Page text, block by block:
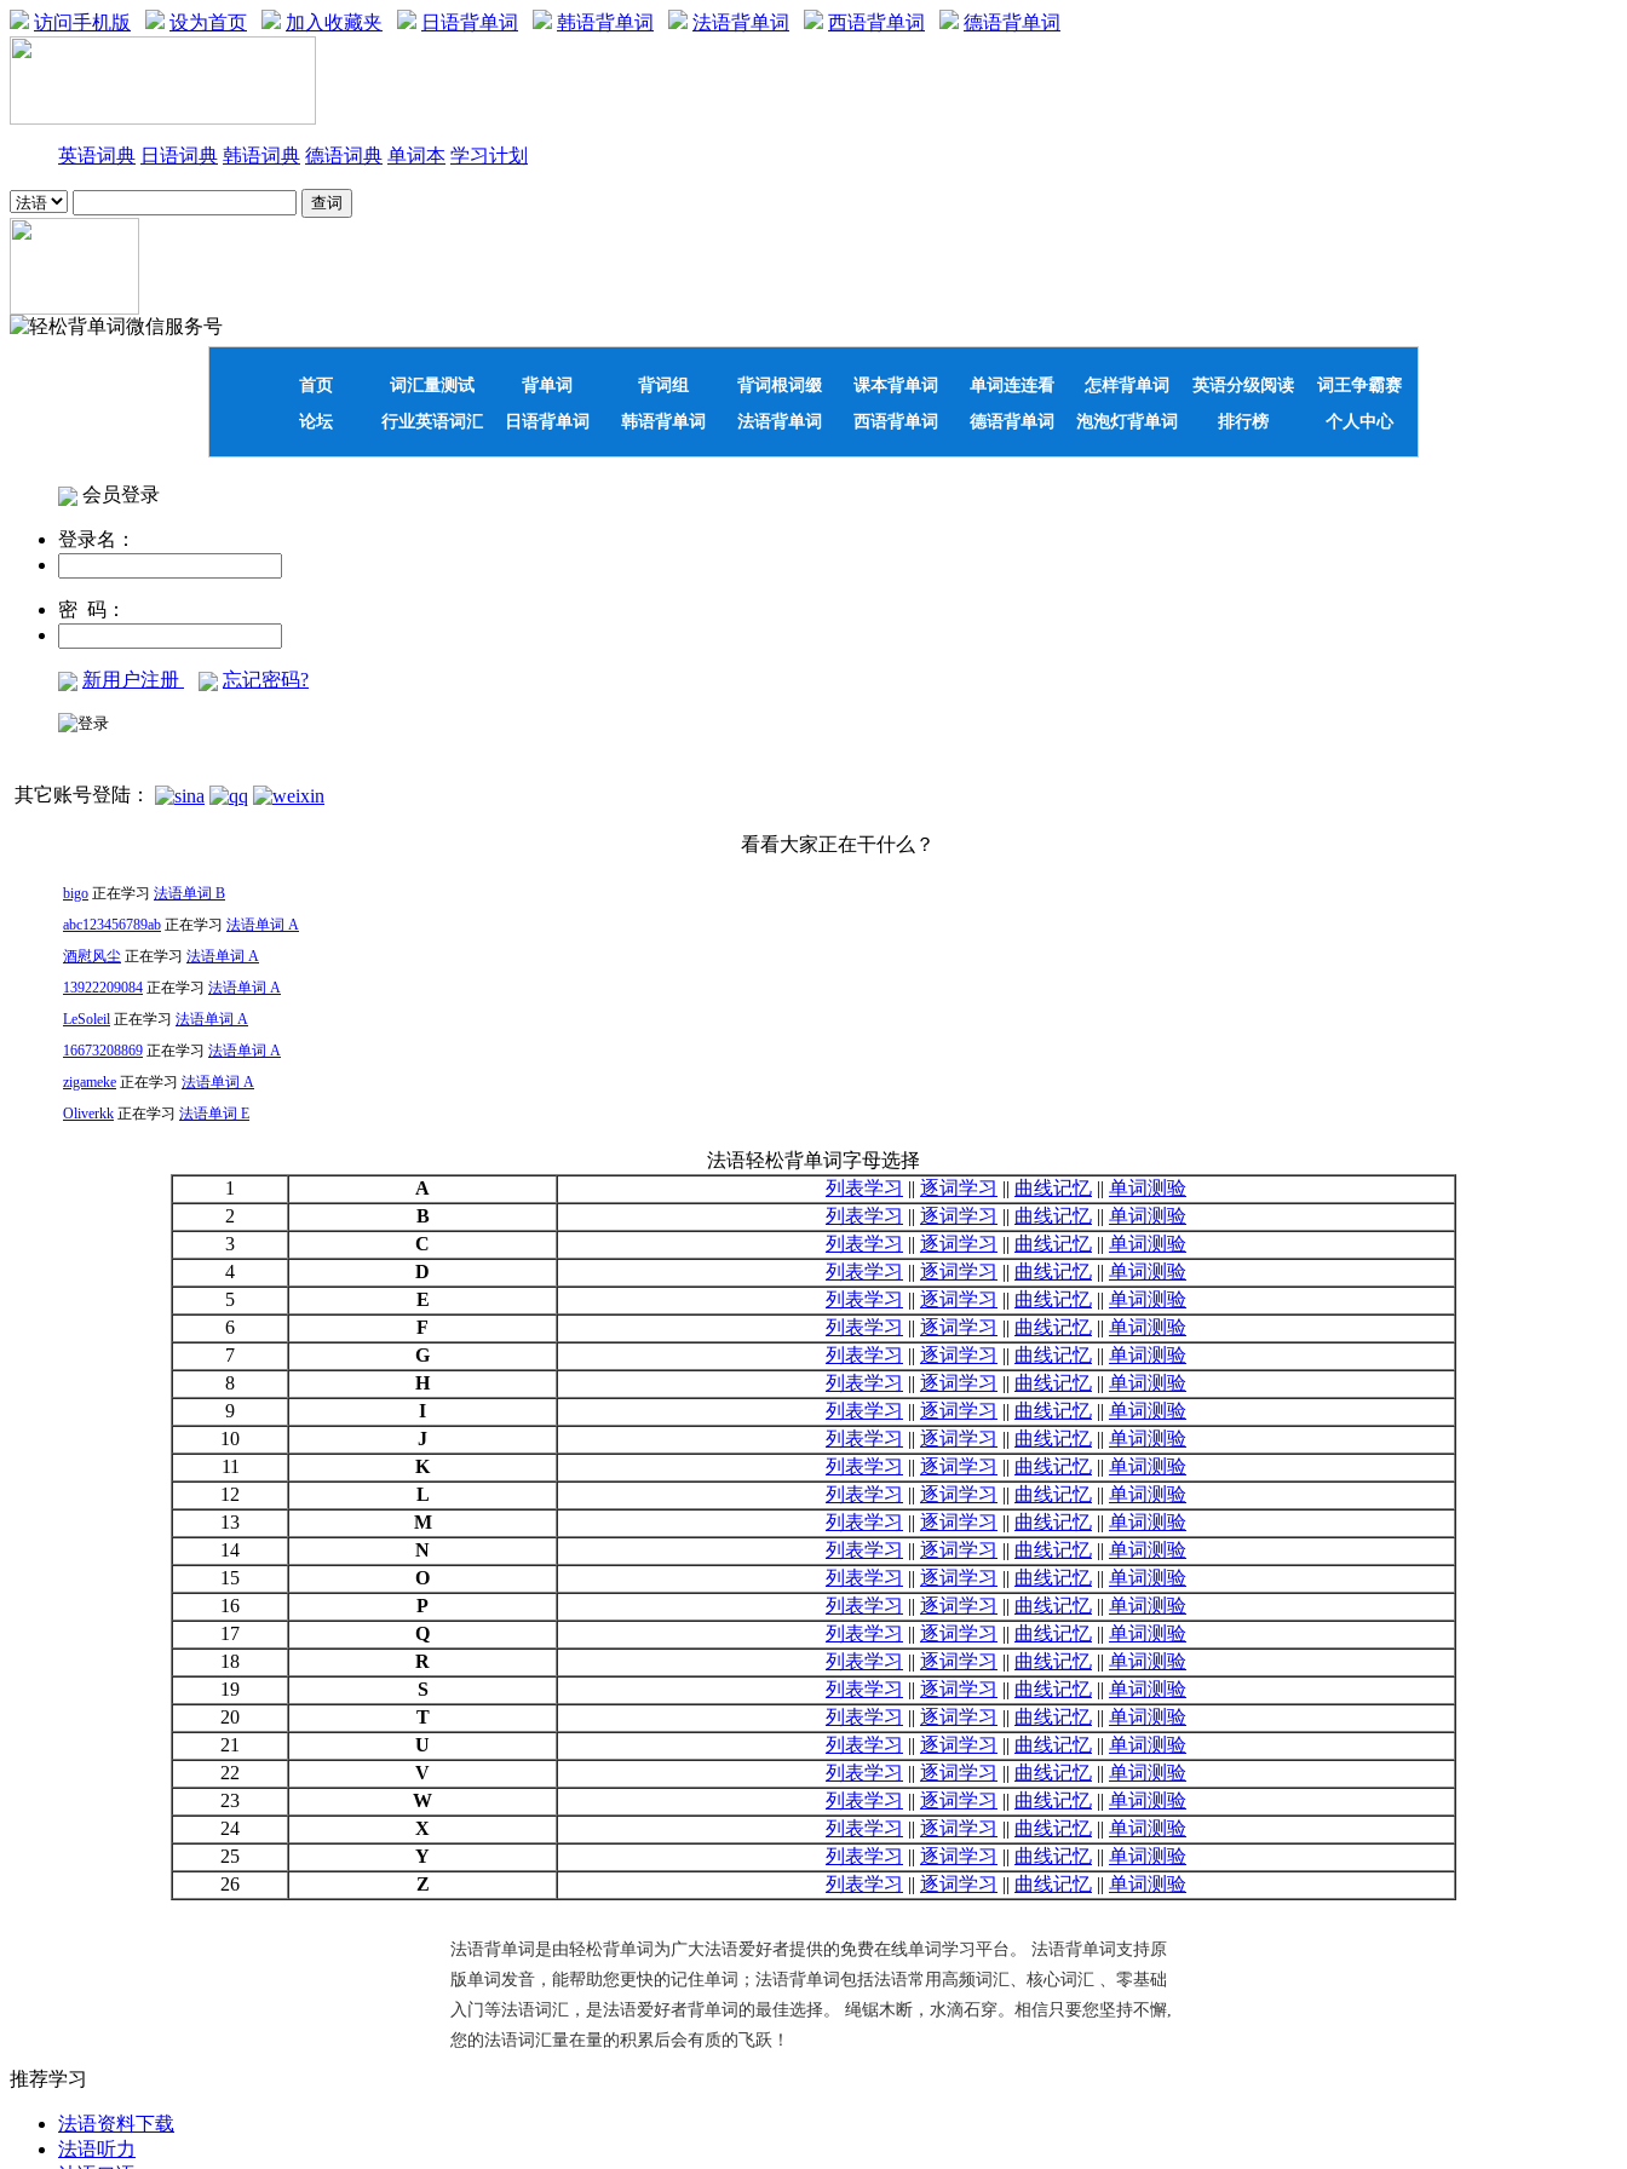
访问手机版 设为首页 加入收藏夹 日语背单词 韩语背单词 法语背单词 西语背单词 德语背单词
英语词典 日语词典 韩语词典 德语词典 单词本 学习计划
首页 词汇量测试 背单词 背词组 背词根词缀 课本背单词 单词连连看 怎样背单词 英语分级阅读
词王争霸赛
论坛
行业英语词汇 日语背单词 韩语背单词 法语背单词 西语背单词 德语背单词 泡泡灯背单词 排行榜 个人中心
会员登录
登录名：
密 码：
新用户注册 忘记密码?
其它账号登陆：
看看大家正在干什么？
bigo 正在学习 法语单词 B
abc123456789ab 正在学习 法语单词 A
酒慰风尘 正在学习 法语单词 A
13922209084 正在学习 法语单词 A
LeSoleil 正在学习 法语单词 A
16673208869 正在学习 法语单词 A
zigameke 正在学习 法语单词 A
Oliverkk 正在学习 法语单词 E
法语轻松背单词字母选择
1
A 列表学习 || 逐词学习 || 曲线记忆 || 单词测验
2
B 列表学习 || 逐词学习 || 曲线记忆 || 单词测验
3
C 列表学习 || 逐词学习 || 曲线记忆 || 单词测验
4
D 列表学习 || 逐词学习 || 曲线记忆 || 单词测验
5
E 列表学习 || 逐词学习 || 曲线记忆 || 单词测验
6
F 列表学习 || 逐词学习 || 曲线记忆 || 单词测验
7
G 列表学习 || 逐词学习 || 曲线记忆 || 单词测验
8
H 列表学习 || 逐词学习 || 曲线记忆 || 单词测验
9
I 列表学习 || 逐词学习 || 曲线记忆 || 单词测验
10
J 列表学习 || 逐词学习 || 曲线记忆 || 单词测验
11
K 列表学习 || 逐词学习 || 曲线记忆 || 单词测验
12
L 列表学习 || 逐词学习 || 曲线记忆 || 单词测验
13
M 列表学习 || 逐词学习 || 曲线记忆 || 单词测验
14
N 列表学习 || 逐词学习 || 曲线记忆 || 单词测验
15
O 列表学习 || 逐词学习 || 曲线记忆 || 单词测验
16
P 列表学习 || 逐词学习 || 曲线记忆 || 单词测验
17
Q 列表学习 || 逐词学习 || 曲线记忆 || 单词测验
18
R 列表学习 || 逐词学习 || 曲线记忆 || 单词测验
19
S 列表学习 || 逐词学习 || 曲线记忆 || 单词测验
20
T 列表学习 || 逐词学习 || 曲线记忆 || 单词测验
21
U 列表学习 || 逐词学习 || 曲线记忆 || 单词测验
22
V 列表学习 || 逐词学习 || 曲线记忆 || 单词测验
23
W 列表学习 || 逐词学习 || 曲线记忆 || 单词测验
24
X 列表学习 || 逐词学习 || 曲线记忆 || 单词测验
25
Y 列表学习 || 逐词学习 || 曲线记忆 || 单词测验
26
Z 列表学习 || 逐词学习 || 曲线记忆 || 单词测验
法语背单词是由轻松背单词为广大法语爱好者提供的免费在线单词学习平台。 法语背单词支持原
版单词发音，能帮助您更快的记住单词；法语背单词包括法语常用高频词汇、核心词汇 、零基础
入门等法语词汇，是法语爱好者背单词的最佳选择。 绳锯木断，水滴石穿。相信只要您坚持不懈,
您的法语词汇量在量的积累后会有质的飞跃！
推荐学习
法语资料下载
法语听力